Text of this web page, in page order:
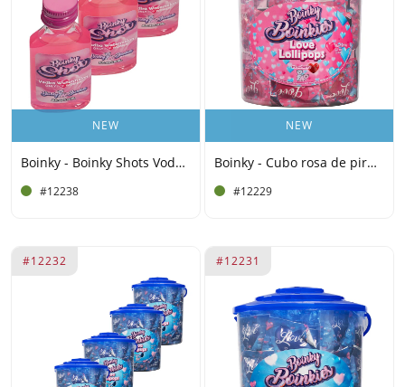
NEW
Boinky - Boinky Shots Vodka Sandía – 14,5 % vol. – 10x 20 ml
#12238
NEW
Boinky - Cubo rosa de piruletas - 100 unidades
#12229
#12232 #12231